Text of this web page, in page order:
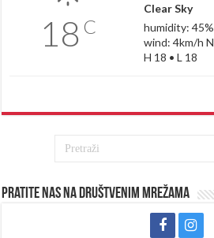
18 C
Clear Sky
humidity: 45%
wind: 4km/h N
H 18 • L 18
Pratite nas na društvenim mrežama